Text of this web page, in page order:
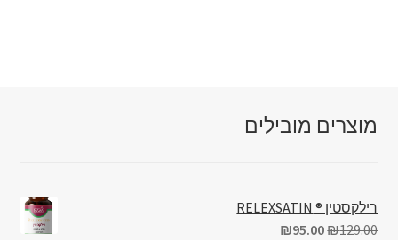
מוצרים מובילים
רילקסטין ® RELEXSATIN
₪129.00
₪95.00